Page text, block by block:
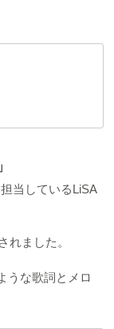
当しているLiSA
れました。
うな歌詞とメロ